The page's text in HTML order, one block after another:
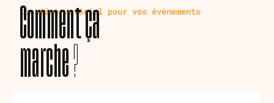
Location matériel pour vos évènements
Comment ça
marche ?